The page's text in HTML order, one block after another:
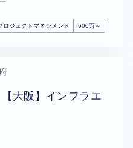
ロジェクトマネジメント 500万～
大阪】インフラエ